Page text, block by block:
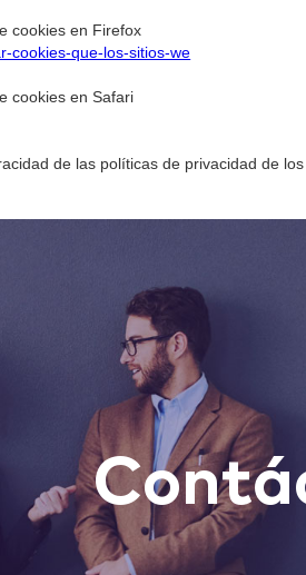
cookies en Firefox
cookies-que-los-sitios-we
cookies en Safari
de las políticas de privacidad de